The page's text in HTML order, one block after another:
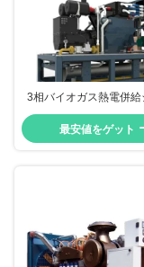
3相バイオガス熱電併給
220KW 400V / 230V 高
最安値をゲット